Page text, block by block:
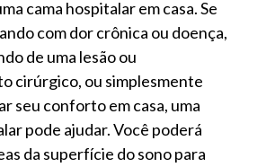
cama hospitalar em casa. Se
com dor crônica ou doença,
de uma lesão ou
cirúrgico, ou simplesmente
seu conforto em casa, uma
pode ajudar. Você poderá
da superfície do sono para